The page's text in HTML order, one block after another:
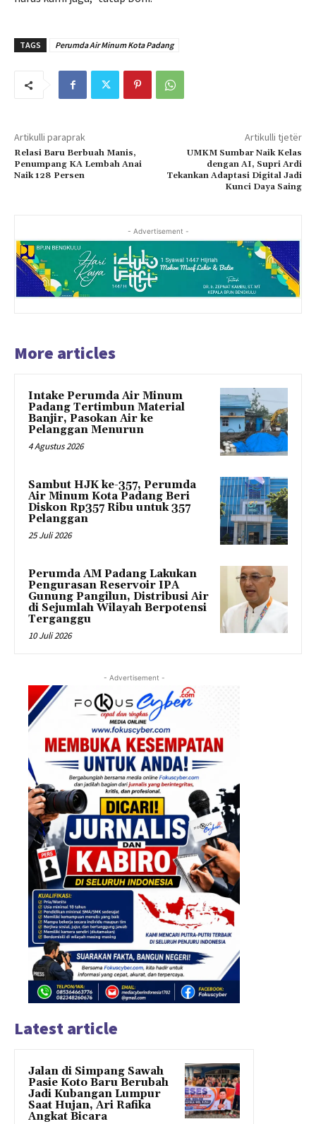
TAGS Perumda Air Minum Kota Padang
Artikulli paraprak
Relasi Baru Berbuah Manis,
Penumpang KA Lembah Anai
Naik 128 Persen
Artikulli tjetër
UMKM Sumbar Naik Kelas
dengan AI, Supri Ardi
Tekankan Adaptasi Digital Jadi
Kunci Daya Saing
- Advertisement -
More articles
Intake Perumda Air Minum
Padang Tertimbun Material
Banjir, Pasokan Air ke
Pelanggan Menurun
4 Agustus 2026
Sambut HJK ke-357, Perumda
Air Minum Kota Padang Beri
Diskon Rp357 Ribu untuk 357
Pelanggan
25 Juli 2026
Perumda AM Padang Lakukan
Pengurasan Reservoir IPA
Gunung Pangilun, Distribusi Air
di Sejumlah Wilayah Berpotensi
Terganggu
10 Juli 2026
- Advertisement -
Latest article
Jalan di Simpang Sawah
Pasie Koto Baru Berubah
Jadi Kubangan Lumpur
Saat Hujan, Ari Rafika
Angkat Bicara